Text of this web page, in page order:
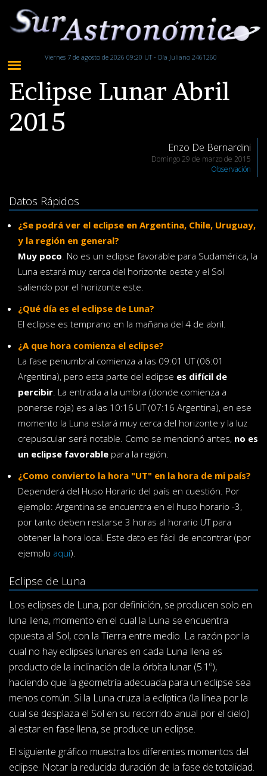
Viernes 7 de agosto de 2026 09:20 UT - Día Juliano 2461260
Eclipse Lunar Abril
2015
Enzo De Bernardini
Domingo 29 de marzo de 2015
Observación
Datos Rápidos
¿Se podrá ver el eclipse en Argentina, Chile, Uruguay,
y la región en general?
Muy poco. No es un eclipse favorable para Sudamérica, la
Luna estará muy cerca del horizonte oeste y el Sol
saliendo por el horizonte este.
¿Qué día es el eclipse de Luna?
El eclipse es temprano en la mañana del 4 de abril.
¿A que hora comienza el eclipse?
La fase penumbral comienza a las 09:01 UT (06:01
Argentina), pero esta parte del eclipse es difícil de
percibir. La entrada a la umbra (donde comienza a
ponerse roja) es a las 10:16 UT (07:16 Argentina), en ese
momento la Luna estará muy cerca del horizonte y la luz
crepuscular será notable. Como se mencionó antes, no es
un eclipse favorable para la región.
¿Como convierto la hora "UT" en la hora de mi país?
Dependerá del Huso Horario del país en cuestión. Por
ejemplo: Argentina se encuentra en el huso horario -3,
por tanto deben restarse 3 horas al horario UT para
obtener la hora local. Este dato es fácil de encontrar (por
ejemplo aquí).
Eclipse de Luna
Los eclipses de Luna, por definición, se producen solo en
luna llena, momento en el cual la Luna se encuentra
opuesta al Sol, con la Tierra entre medio. La razón por la
cual no hay eclipses lunares en cada Luna llena es
producto de la inclinación de la órbita lunar (5.1º),
haciendo que la geometría adecuada para un eclipse sea
menos común. Si la Luna cruza la eclíptica (la línea por la
cual se desplaza el Sol en su recorrido anual por el cielo)
al estar en fase llena, se produce un eclipse.
El siguiente gráfico muestra los diferentes momentos del
eclipse. Notar la reducida duración de la fase de totalidad.